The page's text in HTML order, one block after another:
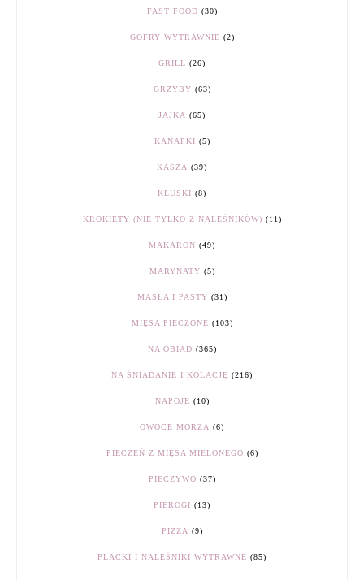
FAST FOOD (30)
GOFRY WYTRAWNIE (2)
GRILL (26)
GRZYBY (63)
JAJKA (65)
KANAPKI (5)
KASZA (39)
KLUSKI (8)
KROKIETY (NIE TYLKO Z NALEŚNIKÓW) (11)
MAKARON (49)
MARYNATY (5)
MASŁA I PASTY (31)
MIĘSA PIECZONE (103)
NA OBIAD (365)
NA ŚNIADANIE I KOLACJĘ (216)
NAPOJE (10)
OWOCE MORZA (6)
PIECZEŃ Z MIĘSA MIELONEGO (6)
PIECZYWO (37)
PIEROGI (13)
PIZZA (9)
PLACKI I NALEŚNIKI WYTRAWNE (85)